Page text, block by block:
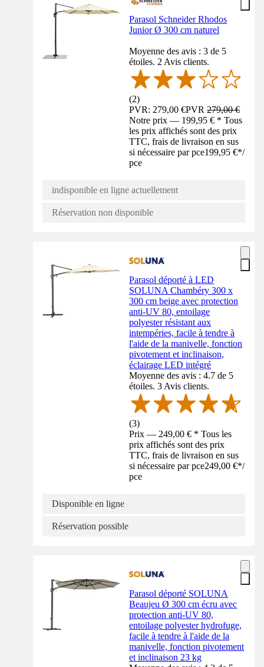
Parasol Schneider Rhodos
Junior Ø 300 cm naturel
Moyenne des avis : 3 de 5
étoiles. 2 Avis clients.
(2)
PVR: 279,00 €PVR279,00 €
Notre prix — 199,95 € * Tous
les prix affichés sont des prix
TTC, frais de livraison en sus
si nécessaire par pce199,95 €*/
pce
indisponible en ligne actuellement
Réservation non disponible
Parasol déporté à LED
SOLUNA Chambéry 300 x
300 cm beige avec protection
anti-UV 80, entoilage
polyester résistant aux
intempéries, facile à tendre à
l'aide de la manivelle, fonction
pivotement et inclinaison,
éclairage LED intégré
Moyenne des avis : 4.7 de 5
étoiles. 3 Avis clients.
(3)
Prix — 249,00 € * Tous les
prix affichés sont des prix
TTC, frais de livraison en sus
si nécessaire par pce249,00 €*/
pce
Disponible en ligne
Réservation possible
Parasol déporté SOLUNA
Beaujeu Ø 300 cm écru avec
protection anti-UV 80,
entoilage polyester hydrofuge,
facile à tendre à l'aide de la
manivelle, fonction pivotement
et inclinaison 23 kg